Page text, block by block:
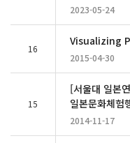
2023-05-24
16
Visualizing
2015-04-30
15
[서울대 일본
일본문화체험
2014-11-17